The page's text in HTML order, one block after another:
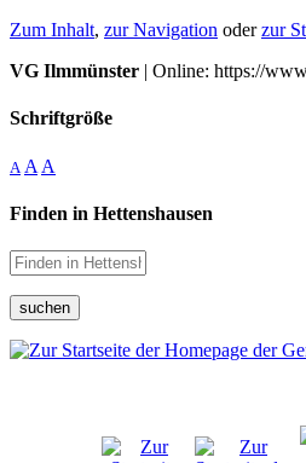
Zum Inhalt, zur Navigation oderzur
VG Ilmmünster | Online: https://
Schriftgröße
A A A
Finden in Hettenshausen
suchen